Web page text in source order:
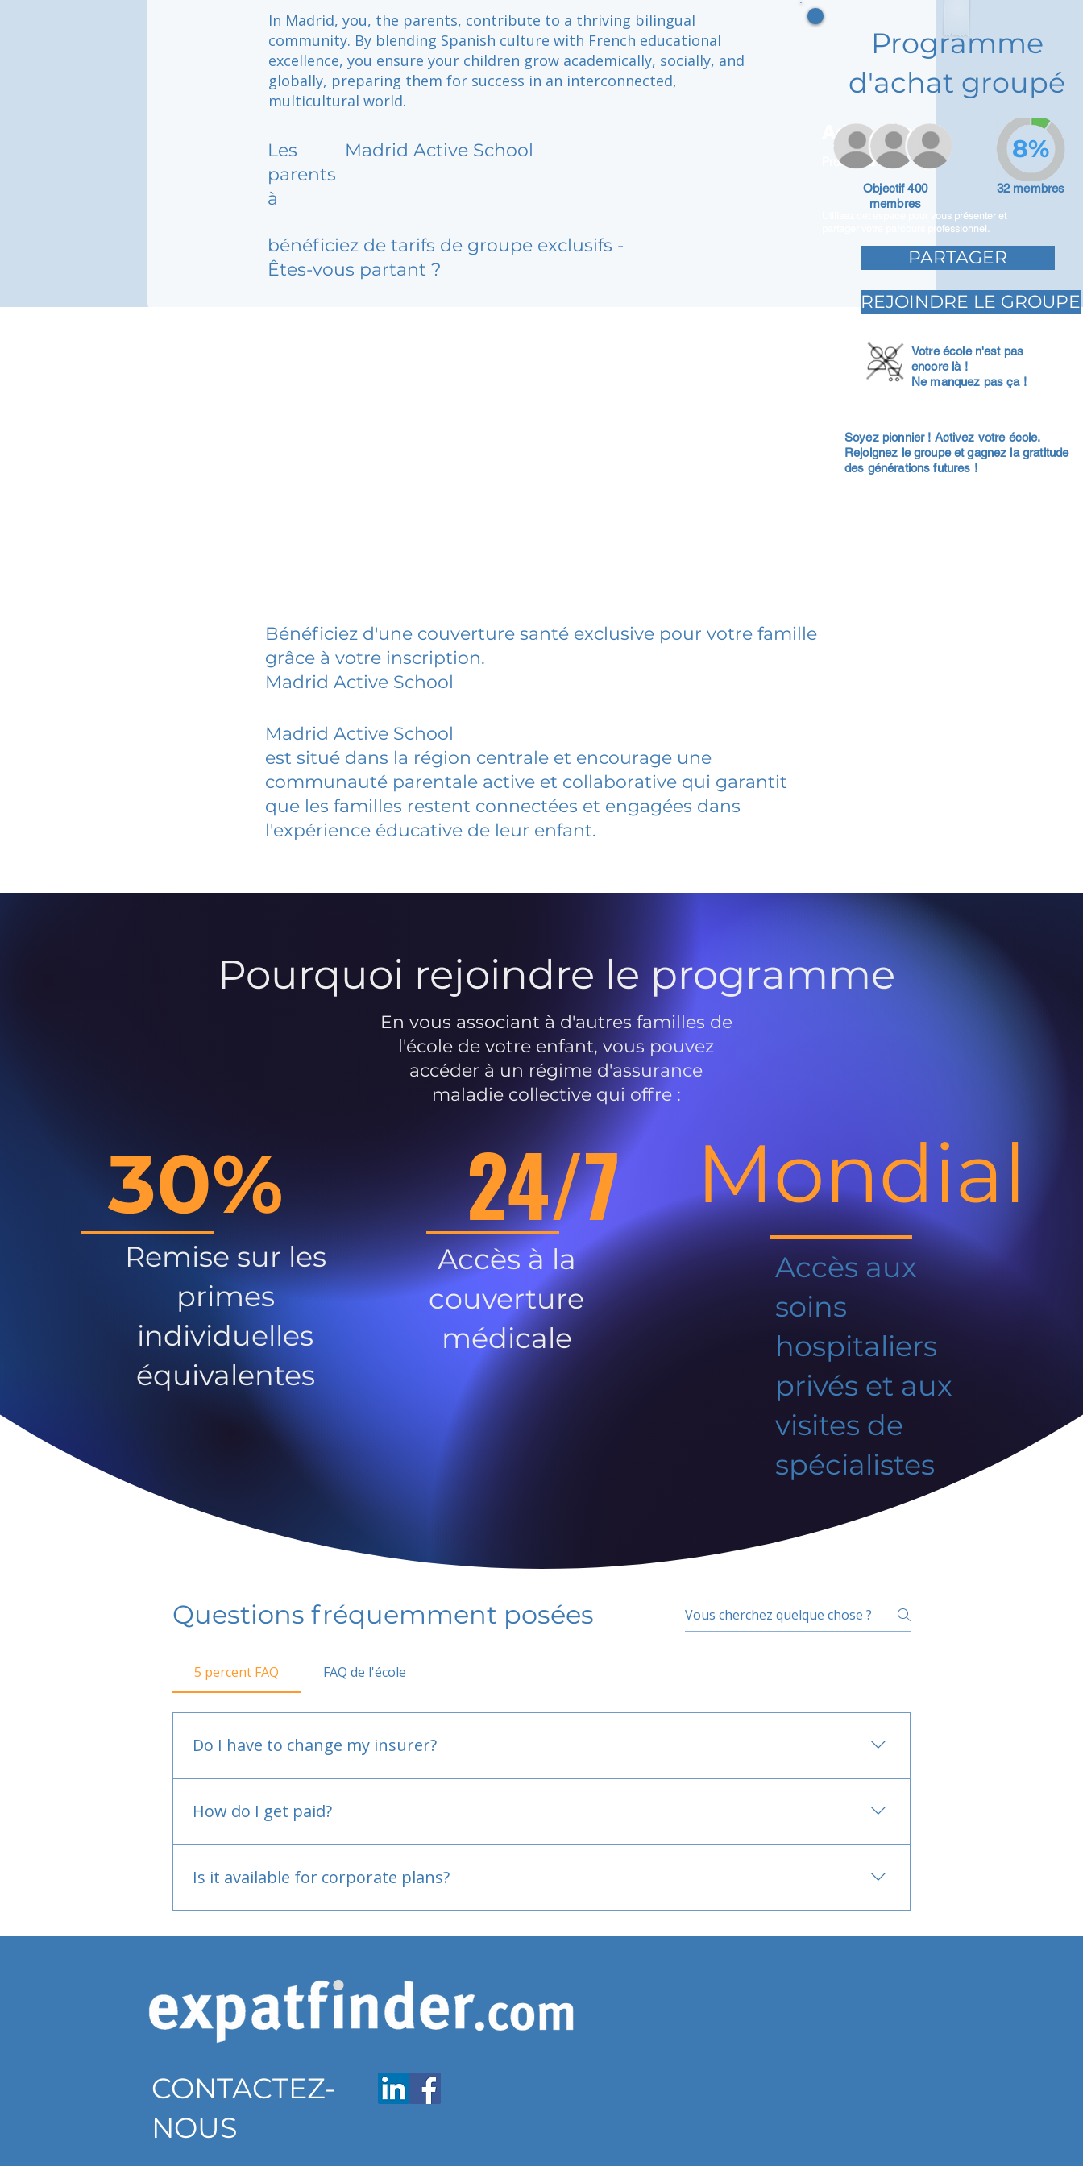
In Madrid, you, the parents, contribute to a thriving bilingual
community. By blending Spanish culture with French educational
excellence, you ensure your children grow academically, socially, and
globally, preparing them for success in an interconnected,
multicultural world.
Les
parents
à
Madrid Active School
bénéficiez de tarifs de groupe exclusifs -
Êtes-vous partant ?
Adam Caar
Promoteur
Utilisez cet espace pour vous présenter et
partager votre parcours professionnel.
Programme
d'achat groupé
Objectif 400
membres
32 membres
8%
PARTAGER
REJOINDRE LE GROUPE
Votre école n'est pas
encore là !
Ne manquez pas ça !
Soyez pionnier ! Activez votre école.
Rejoignez le groupe et gagnez la gratitude
des générations futures !
Bénéficiez d'une couverture santé exclusive pour votre famille
grâce à votre inscription.
Madrid Active School
Madrid Active School
est situé dans la région centrale et encourage une
communauté parentale active et collaborative qui garantit
que les familles restent connectées et engagées dans
l'expérience éducative de leur enfant.
Pourquoi rejoindre le programme
En vous associant à d'autres familles de
l'école de votre enfant, vous pouvez
accéder à un régime d'assurance
maladie collective qui offre :
30%
Remise sur les
primes
individuelles
équivalentes
24/7
Accès à la
couverture
médicale
Mondial
Accès aux
soins
hospitaliers
privés et aux
visites de
spécialistes
Questions fréquemment posées
5 percent FAQ FAQ de l'école
Do I have to change my insurer?
How do I get paid?
Is it available for corporate plans?
CONTACTEZ-
NOUS